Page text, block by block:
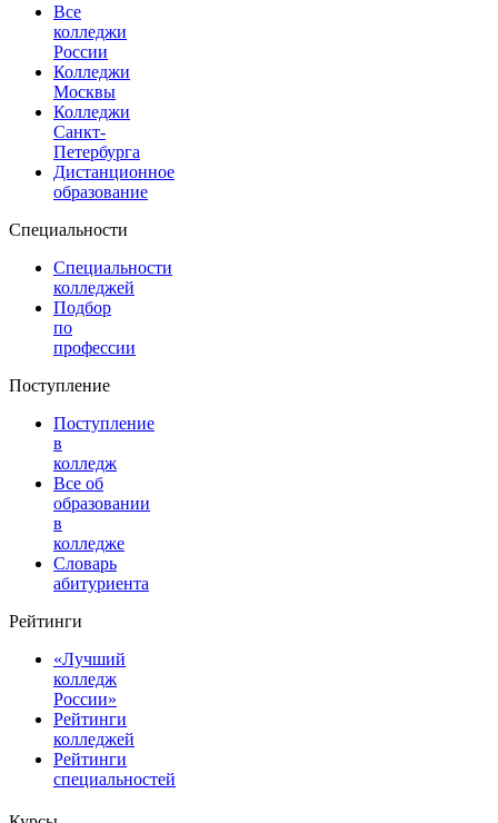
Все
колледжи
России
Колледжи
Москвы
Колледжи
Санкт-
Петербурга
Дистанционное
образование
Специальности
Специальности
колледжей
Подбор
по
профессии
Поступление
Поступление
в
колледж
Все об
образовании
в
колледже
Словарь
абитуриента
Рейтинги
«Лучший
колледж
России»
Рейтинги
колледжей
Рейтинги
специальностей